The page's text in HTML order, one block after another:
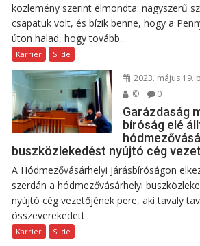
közlemény szerint elmondta: nagyszerű
csapatuk volt, és bízik benne, hogy a
úton halad, hogy tovább...
Karrier Slide
2023. május 19.
©
0
Garázdaság
bíróság elé
buszközlekedést nyújtó cég
A Hódmezővásárhelyi Járásbíróságon
szerdán a hódmezővásárhelyi
nyújtó cég vezetőjének pere, aki tavaly
összeverekedett...
Karrier Slide